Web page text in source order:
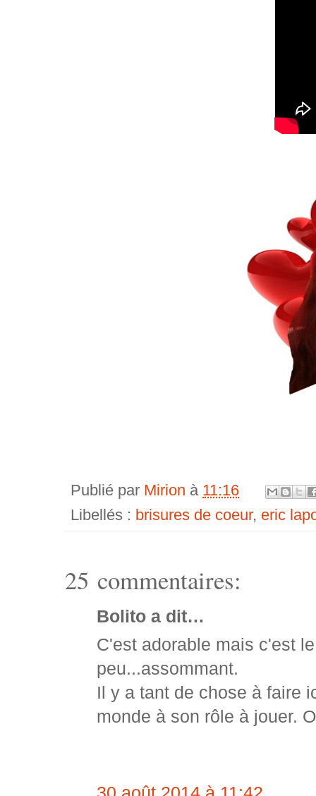
Publié par Mirion à 11:16
Libellés : brisures de coeur, eric
25 commentaires:
Bolito a dit…
C'est adorable mais c'est
peu...assommant.
Il y a tant de chose à faire
monde à son rôle à jouer.